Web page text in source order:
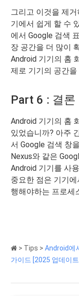
그리고 이것을 제
기에서 쉽게 할 수
에서 Google 검색
장 공간을 더 많이
Android 기기의 홈
제로 기기의 공간을
Part 6 : 결론
Android 기기의 홈
있었습니까? 아주
서 Google 검색 창
Nexus와 같은
Android 기기를 사
중요한 점은 기기
행해야하는 프로세
> Tips >Android에
가이드 [2025 업데이트